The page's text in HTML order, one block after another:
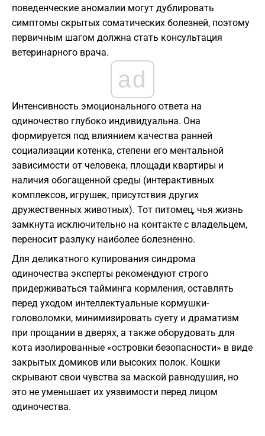
поведенческие аномалии могут дублировать
симптомы скрытых соматических болезней, поэтому
первичным шагом должна стать консультация
ветеринарного врача.
ad
Интенсивность эмоционального ответа на
одиночество глубоко индивидуальна. Она
формируется под влиянием качества ранней
социализации котенка, степени его ментальной
зависимости от человека, площади квартиры и
наличия обогащенной среды (интерактивных
комплексов, игрушек, присутствия других
дружественных животных). Тот питомец, чья жизнь
замкнута исключительно на контакте с владельцем,
переносит разлуку наиболее болезненно.
Для деликатного купирования синдрома
одиночества эксперты рекомендуют строго
придерживаться тайминга кормления, оставлять
перед уходом интеллектуальные кормушки-
головоломки, минимизировать суету и драматизм
при прощании в дверях, а также оборудовать для
кота изолированные «островки безопасности» в виде
закрытых домиков или высоких полок. Кошки
скрывают свои чувства за маской равнодушия, но
это не уменьшает их уязвимости перед лицом
одиночества.